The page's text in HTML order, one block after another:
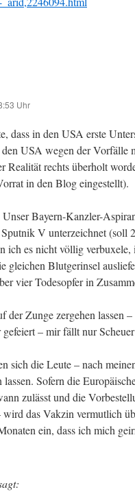
Uhr
dass in den USA erste
USA wegen der Vorfälle
Realität rechts überholt
in den Blog eingestellt).
Bayern-Kanzler-
V unterzeichnet (soll
ich es nicht völlig
gleichen Blutgerinsel
vier Todesopfer in
der Zunge zergehen lassen
gefeiert – mir fällt nur
sich die Leute – nach
Sofern die
zulässt und die
wird das Vakzin vermutlich
ein, dass ich mich